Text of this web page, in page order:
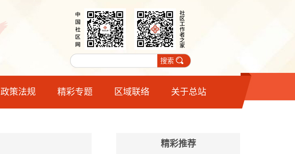
搜索
政策法规 精彩专题 区域联络 关于总站
精彩推荐